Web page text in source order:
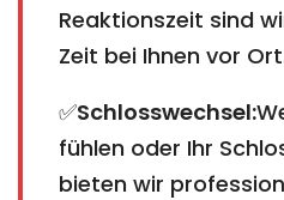
Reaktionszeit sind
Zeit bei Ihnen vor
✅Schlosswechsel:
fühlen oder Ihr
bieten wir